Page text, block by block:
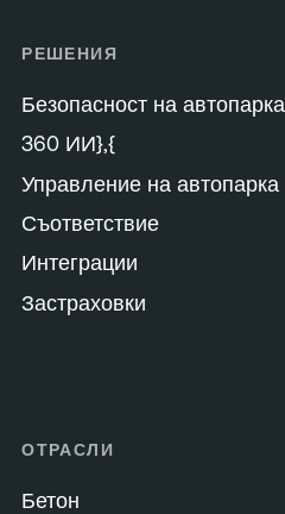
РЕШЕНИЯ
Безопасност на автопарка
360 ИИ},{
Управление на автопарка
Съответствие
Интеграции
Застраховки
ОТРАСЛИ
Бетон